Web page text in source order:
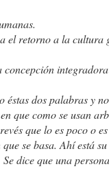
el retorno a la cultura
dos palabras y
que como se usan
que lo es poco o
se basa. Ahí está
dice que una